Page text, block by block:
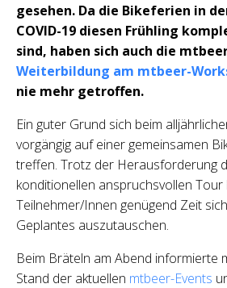
gesehen. Da die Bikeferien in
COVID-19 diesen Frühling
sind, haben sich auch die
Weiterbildung am mtbeer-
nie mehr getroffen.
Ein guter Grund sich beim
vorgängig auf einer gemeinsamen
treffen. Trotz der Herausforderung
konditionellen anspruchsvollen Tour
Teilnehmer/Innen genügend Zeit
Geplantes auszutauschen.
Beim Bräteln am Abend informierte
Stand der aktuellen mtbeer-Events